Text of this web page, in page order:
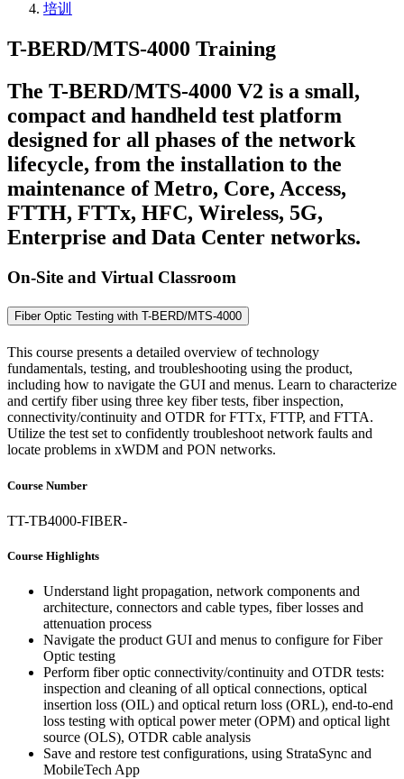
培训
T-BERD/MTS-4000 Training
The T-BERD/MTS-4000 V2 is a small,
compact and handheld test platform
designed for all phases of the network
lifecycle, from the installation to the
maintenance of Metro, Core, Access,
FTTH, FTTx, HFC, Wireless, 5G,
Enterprise and Data Center networks.
On-Site and Virtual Classroom
Fiber Optic Testing with T-BERD/MTS-4000
This course presents a detailed overview of technology
fundamentals, testing, and troubleshooting using the product,
including how to navigate the GUI and menus. Learn to characterize
and certify fiber using three key fiber tests, fiber inspection,
connectivity/continuity and OTDR for FTTx, FTTP, and FTTA.
Utilize the test set to confidently troubleshoot network faults and
locate problems in xWDM and PON networks.
Course Number
TT-TB4000-FIBER-
Course Highlights
Understand light propagation, network components and
architecture, connectors and cable types, fiber losses and
attenuation process
Navigate the product GUI and menus to configure for Fiber
Optic testing
Perform fiber optic connectivity/continuity and OTDR tests:
inspection and cleaning of all optical connections, optical
insertion loss (OIL) and optical return loss (ORL), end-to-end
loss testing with optical power meter (OPM) and optical light
source (OLS), OTDR cable analysis
Save and restore test configurations, using StrataSync and
MobileTech App